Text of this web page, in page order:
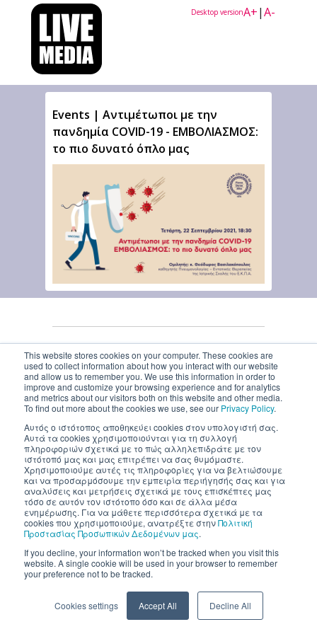
This website stores cookies on your computer. These cookies are
used to collect information about how you interact with our website
and allow us to remember you. We use this information in order to
improve and customize your browsing experience and for analytics
and metrics about our visitors both on this website and other media.
To find out more about the cookies we use, see our Privacy Policy.
Αυτός ο ιστότοπος αποθηκεύει cookies στον υπολογιστή σας.
Αυτά τα cookies χρησιμοποιούνται για τη συλλογή
πληροφοριών σχετικά με το πώς αλληλεπιδράτε με τον
ιστότοπό μας και μας επιτρέπει να σας θυμόμαστε.
Χρησιμοποιούμε αυτές τις πληροφορίες για να βελτιώσουμε
και να προσαρμόσουμε την εμπειρία περιήγησής σας και για
αναλύσεις και μετρήσεις σχετικά με τους επισκέπτες μας
τόσο σε αυτόν τον ιστότοπο όσο και σε άλλα μέσα
ενημέρωσης. Για να μάθετε περισσότερα σχετικά με τα
cookies που χρησιμοποιούμε, ανατρέξτε στηνΠολιτική
Προστασίας Προσωπικών Δεδομένων μας.
If you decline, your information won’t be tracked when you visit this
website. A single cookie will be used in your browser to remember
your preference not to be tracked.
Cookies settings Accept All Decline All
A+|A-
Desktop version
Events | Αντιμέτωποι με την
πανδημία COVID-19 - ΕΜΒΟΛΙΑΣΜΟΣ:
το πιο δυνατό όπλο μας
Inventics A.E. | All rights reserved